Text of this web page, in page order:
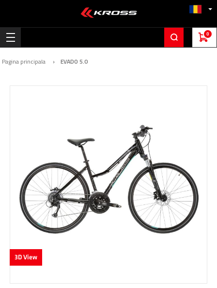
0
Pagina principala EVADO 5.0
3D View